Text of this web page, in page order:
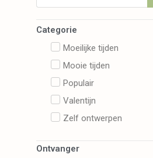
Categorie
Moeilijke tijden
Mooie tijden
Populair
Valentijn
Zelf ontwerpen
Ontvanger